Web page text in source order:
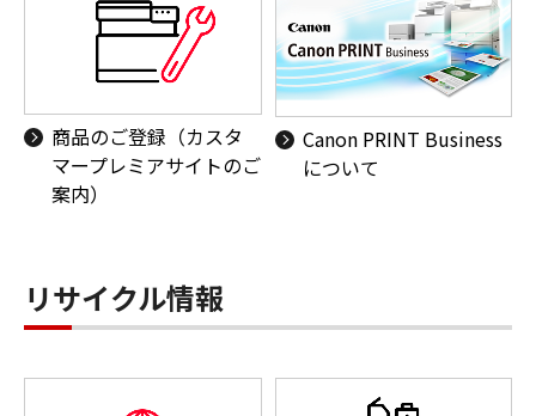
商品のご登録（カスタ
マープレミアサイトのご
案内）
Canon PRINT Business
について
リサイクル情報